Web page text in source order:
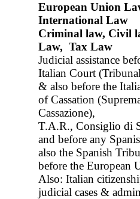
European Union
International Law
Criminal law, Civil
Law, Tax Law
Judicial assistance
Italian Court
& also before the
of Cassation
Cassazione),
T.A.R., Consiglio di
and before any
also the Spanish
before the European
Also: Italian
judicial cases &